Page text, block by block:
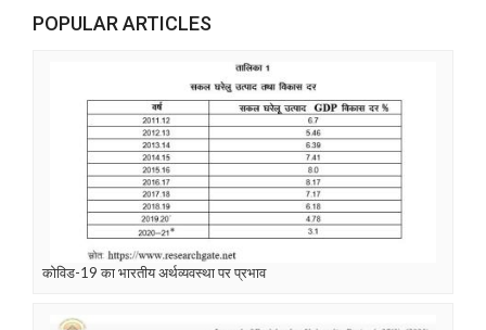
POPULAR ARTICLES
कोविड-19 का भारतीय अर्थव्यवस्था पर प्रभाव